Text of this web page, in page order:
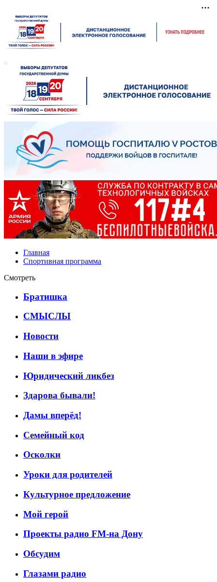
Главная
Спортивная программа
Смотреть
Братишка
СМЫСЛЫ
Новости
Наши в эфире
Юридический ликбез
Здарова бывали!
Дамы вперёд!
Семейный код
Осколки
Уроки для родителей
Культурное предложение
Мой герой
Проекты радио FM-на Дону
Обсудим
Глазами радио